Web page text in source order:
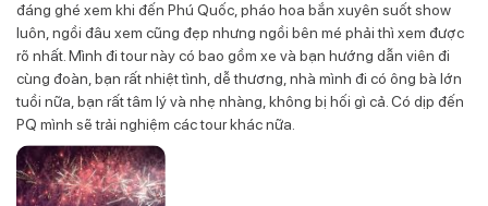
đáng ghé xem khi đến Phú Quốc, pháo hoa bắn xuyên suốt show
luôn, ngồi đâu xem cũng đẹp nhưng ngồi bên mé phải thì xem được
rõ nhất. Mình đi tour này có bao gồm xe và bạn hướng dẫn viên đi
cùng đoàn, bạn rất nhiệt tình, dễ thương, nhà mình đi có ông bà lớn
tuồi nữa, bạn rất tâm lý và nhẹ nhàng, không bị hối gì cả. Có dịp đến
PQ mình sẽ trải nghiệm các tour khác nữa.